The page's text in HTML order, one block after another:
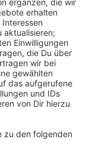
am
Es geht um
Mehr dazu